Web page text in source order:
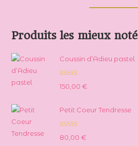
Produits les mieux
Coussin d’Adieu pastel
Note5.00
150,00€
Petit Coeur Tendresse
Note 5.00
80,00€